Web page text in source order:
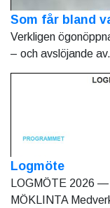
Som får bland
Verkligen
– och avslöjande
Logmöte
LOGMÖTE 2026
MÖKLINTA